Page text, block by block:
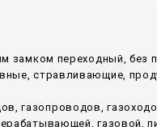
переходный, без
стравливающие,
газопроводов,